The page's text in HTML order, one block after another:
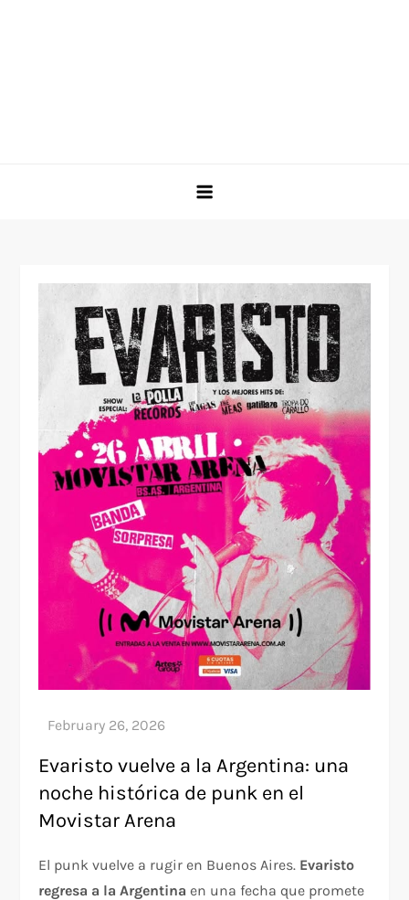
Evaristo vuelve a la Argentina: una
noche histórica de punk en el
Movistar Arena
El punk vuelve a rugir en Buenos Aires. Evaristo
regresa a la Argentina en una fecha que promete